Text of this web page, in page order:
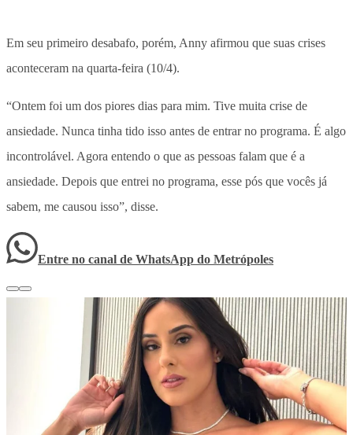
Em seu primeiro desabafo, porém, Anny afirmou que suas crises
aconteceram na quarta-feira (10/4).
“Ontem foi um dos piores dias para mim. Tive muita crise de
ansiedade. Nunca tinha tido isso antes de entrar no programa. É algo
incontrolável. Agora entendo o que as pessoas falam que é a
ansiedade. Depois que entrei no programa, esse pós que vocês já
sabem, me causou isso”, disse.
Entre no canal de WhatsApp do Metrópoles